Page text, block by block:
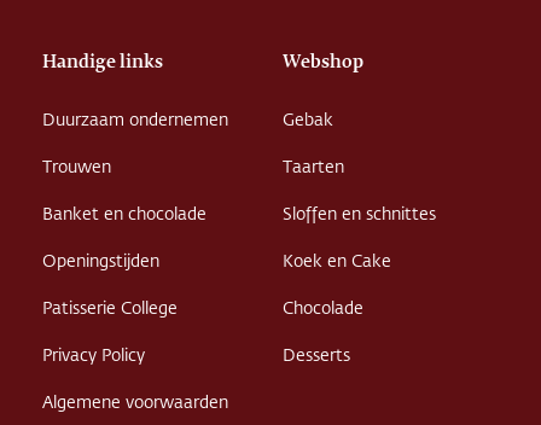
Handige links
Duurzaam ondernemen
Trouwen
Banket en chocolade
Openingstijden
Patisserie College
Privacy Policy
Algemene voorwaarden
Webshop
Gebak
Taarten
Sloffen en schnittes
Koek en Cake
Chocolade
Desserts